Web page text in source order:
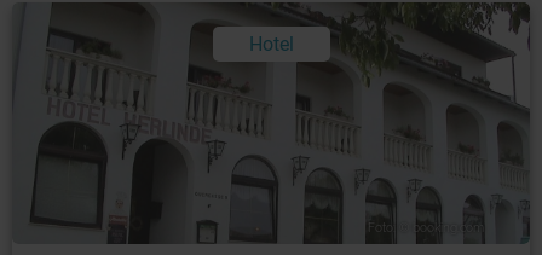
Hotel
Foto: © booking.com